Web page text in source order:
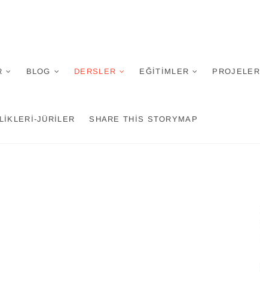
BLOG DERSLER EĞITIMLER PROJELER
JÜRILER SHARE THIS STORYMAP